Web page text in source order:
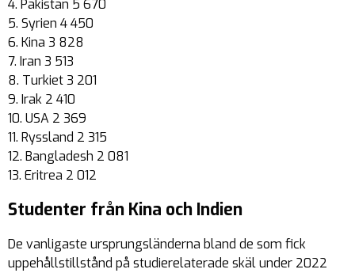
4. Pakistan 5 670
5. Syrien 4 450
6. Kina 3 828
7. Iran 3 513
8. Turkiet 3 201
9. Irak 2 410
10. USA 2 369
11. Ryssland 2 315
12. Bangladesh 2 081
13. Eritrea 2 012
Studenter från Kina och Indien
De vanligaste ursprungsländerna bland de som fick
uppehållstillstånd på studierelaterade skäl under 2022